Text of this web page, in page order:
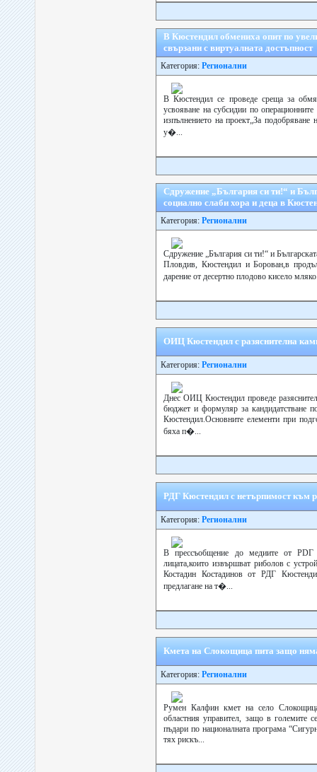
В Кюстендил обмениха опит по
свързани с виртуалната достъпност
Категория: Регионални
В Кюстендил се проведе среща за
усвояване на субсидии по
изпълнението на проект„За подобряване
у�...
Сдружение „България си ти!“ и
социално слаби хора и деца в
Категория: Регионални
Сдружение „България си ти!“ и
Пловдив, Кюстендил и Борован,в
дарение от десертно плодово кисело
ОИЦ Кюстендил с разяснителна
Категория: Регионални
Днес ОИЦ Кюстендил проведе
бюджет и формуляр за кандидатстване
Кюстендил.Основните елементи при
бяха п�...
РДГ Кюстендил с нетърпимост към
Категория: Регионални
В прессъобщение до медиите от РDГ
лицата,които извършват риболов с
Костадин Костадинов от РДГ
предлагане на т�...
Кмета на Слокощица пита защо
Категория: Регионални
Румен Калфин кмет на село
областния управител, защо в големите
пъдари по националната програма
тях рискъ...